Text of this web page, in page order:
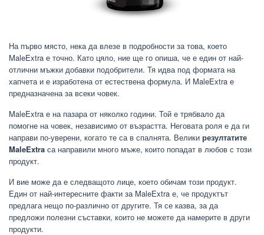
На първо място, нека да влезе в подробности за това, което
MaleExtra е точно. Като цяло, ние ще го опиша, че е един от най-
отлични мъжки добавки подобрители. Тя идва под формата на
хапчета и е изработена от естествена формула. И MaleExtra е
предназначена за всеки човек.
MaleExtra е на пазара от няколко години. Той е трябвало да
помогне на човек, независимо от възрастта. Неговата роля е да ги
направи по-уверени, когато те са в спалнята. Велики резултатите
MaleExtra са направили много мъже, които попадат в любов с този
продукт.
И вие може да е следващото лице, което обичам този продукт.
Един от най-интересните факти за MaleExtra е, че продуктът
предлага нещо по-различно от другите. Тя се казва, за да
предложи полезни съставки, които не можете да намерите в други
продукти.